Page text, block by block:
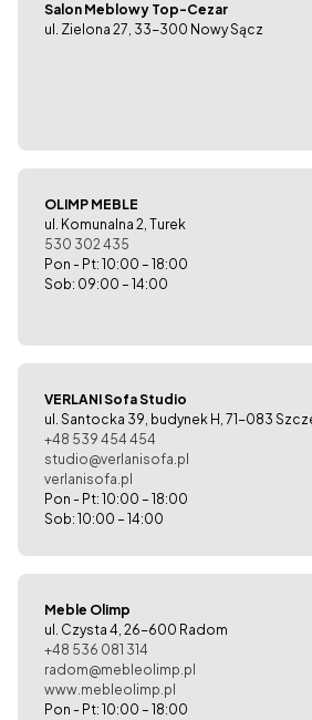
Salon Meblowy Top-Cezar
ul. Zielona 27, 33-300 Nowy Sącz
OLIMP MEBLE
ul. Komunalna 2, Turek
530 302 435
Pon - Pt: 10:00 – 18:00
Sob: 09:00 – 14:00
VERLANI Sofa Studio
ul. Santocka 39, budynek H, 71-083
+48 539 454 454
studio@verlanisofa.pl
verlanisofa.pl
Pon - Pt: 10:00 – 18:00
Sob: 10:00 – 14:00
Meble Olimp
ul. Czysta 4, 26-600 Radom
+48 536 081 314
radom@mebleolimp.pl
www.mebleolimp.pl
Pon - Pt: 10:00 – 18:00